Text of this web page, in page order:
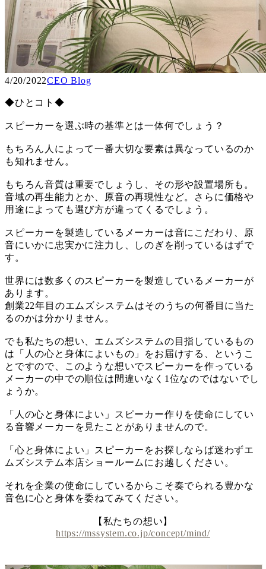
4/20/2022CEO Blog
◆ひとコト◆
スピーカーを選ぶ時の基準とは一体何でしょう？
もちろん人によって一番大切な要素は異なっているのか
も知れません。
もちろん音質は重要でしょうし、その形や設置場所も。
音域の再生能力とか、原音の再現性など。さらに価格や
用途によっても選び方が違ってくるでしょう。
スピーカーを製造しているメーカーは音にこだわり、原
音にいかに忠実かに注力し、しのぎを削っているはずで
す。
世界には数多くのスピーカーを製造しているメーカーが
あります。
創業22年目のエムズシステムはそのうちの何番目に当た
るのかは分かりません。
でも私たちの想い、エムズシステムの目指しているもの
は「人の心と身体によいもの」をお届けする、というこ
とですので、このような想いでスピーカーを作っている
メーカーの中での順位は間違いなく1位なのではないでし
ょうか。
「人の心と身体によい」スピーカー作りを使命にしてい
る音響メーカーを見たことがありませんので。
「心と身体によい」スピーカーをお探しならば迷わずエ
ムズシステム本店ショールームにお越しください。
それを企業の使命にしているからこそ奏でられる豊かな
音色に心と身体を委ねてみてください。
【私たちの想い】
https://mssystem.co.jp/concept/mind/